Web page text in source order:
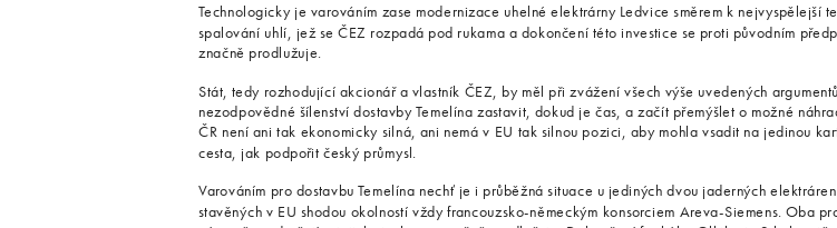
Technologicky je varováním zase modernizace uhelné elektrárny Ledvice směrem k nejvyspělejší
spalování uhlí, jež se ČEZ rozpadá pod rukama a dokončení této investice se proti původním
značně prodlužuje.
Stát, tedy rozhodující akcionář a vlastník ČEZ, by měl při zvážení všech výše uvedených argumentů
nezodpovědné šílenství dostavby Temelína zastavit, dokud je čas, a začít přemýšlet o možné
ČR není ani tak ekonomicky silná, ani nemá v EU tak silnou pozici, aby mohla vsadit na jedinou
cesta, jak podpořit český průmysl.
Varováním pro dostavbu Temelína nechť je i průběžná situace u jediných dvou jaderných
stavěných v EU shodou okolností vždy francouzsko-německým konsorciem Areva-Siemens. Oba